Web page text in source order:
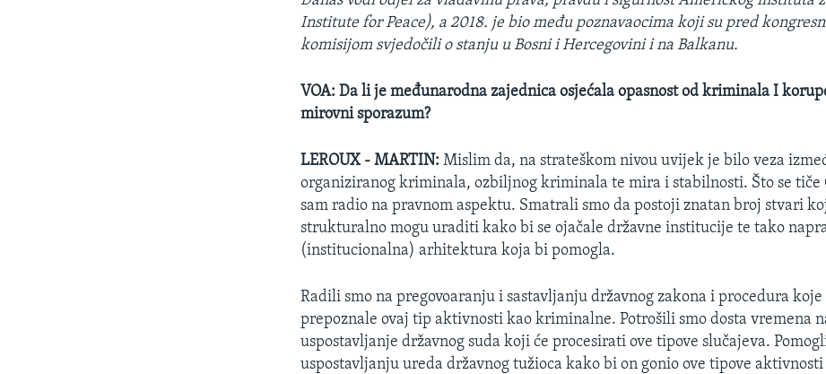
Institute for Peace), a 2018. je bio među poznavaocima koji su pred
komisijom svjedočili o stanju u Bosni i Hercegovini i na Balkanu.
VOA: Da li je međunarodna zajednica osjećala opasnost od kriminala I
mirovni sporazum?
LEROUX - MARTIN: Mislim da, na strateškom nivou uvijek je bilo veza
organiziranog kriminala, ozbiljnog kriminala te mira i stabilnosti. Što se tiče
sam radio na pravnom aspektu. Smatrali smo da postoji znatan broj stvari
strukturalno mogu uraditi kako bi se ojačale državne institucije te tako
(institucionalna) arhitektura koja bi pomogla.
Radili smo na pregovoaranju i sastavljanju državnog zakona i procedura
prepoznale ovaj tip aktivnosti kao kriminalne. Potrošili smo dosta vremena
uspostavljanje državnog suda koji će procesirati ove tipove slučajeva.
uspostavljanju ureda državnog tužioca kako bi on gonio ove tipove